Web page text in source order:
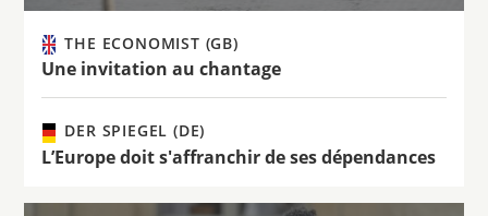
THE ECONOMIST (GB)
Une invitation au chantage
DER SPIEGEL (DE)
L’Europe doit s'affranchir de ses dépendances